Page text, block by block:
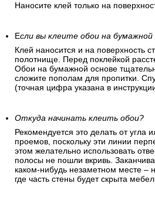
Наносите клей только на
Если вы клеите обои на бумажной
Клей наносится и на поверхность
полотнище. Перед поклейкой
Обои на бумажной основе
сложите пополам для пропитки.
(точная цифра указана в
Откуда начинать клеить обои?
Рекомендуется это делать от угла
проемов, поскольку эти линии
этом желательно использовать
полосы не пошли вкривь.
каком-нибудь незаметном месте –
где часть стены будет скрыта